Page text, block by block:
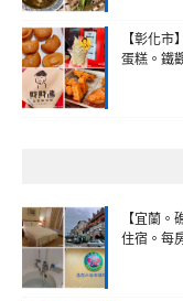
【彰化
蛋糕。鐵
【宜蘭
住宿。每